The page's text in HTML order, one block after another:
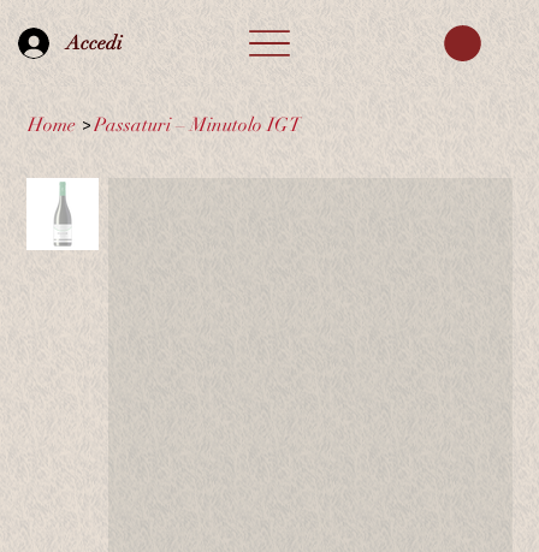
Accedi
Home >Passaturi – Minutolo IGT